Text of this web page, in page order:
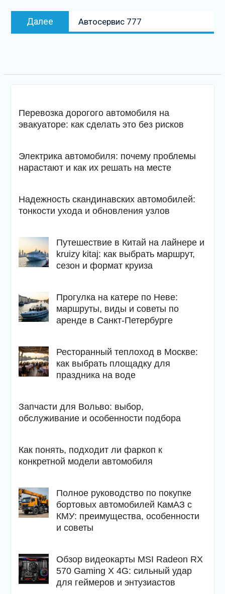
Далее
Следующая
запись
Автосервис 777
Перевозка дорогого автомобиля на
эвакуаторе: как сделать это без рисков
Электрика автомобиля: почему проблемы
нарастают и как их решать на месте
Надежность скандинавских автомобилей:
тонкости ухода и обновления узлов
Путешествие в Китай на лайнере и
kruizy kitaj: как выбрать маршрут,
сезон и формат круиза
Прогулка на катере по Неве:
маршруты, виды и советы по
аренде в Санкт-Петербурге
Ресторанный теплоход в Москве:
как выбрать площадку для
праздника на воде
Запчасти для Вольво: выбор,
обслуживание и особенности подбора
Как понять, подходит ли фаркоп к
конкретной модели автомобиля
Полное руководство по покупке
бортовых автомобилей КамАЗ с
КМУ: преимущества, особенности
и советы
Обзор видеокарты MSI Radeon RX
570 Gaming X 4G: сильный удар
для геймеров и энтузиастов